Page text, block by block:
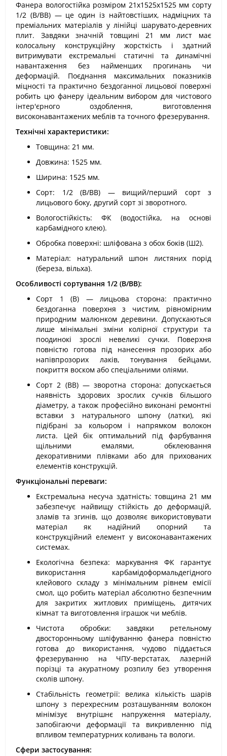
Фанера вологостійка розміром 21х1525х1525 мм сорту
1/2 (B/BB) — це один із найтовстіших, надміцних та
преміальних матеріалів у лінійці шарувато-деревних
плит. Завдяки значній товщині 21 мм лист має
колосальну конструкційну жорсткість і здатний
витримувати екстремальні статичні та динамічні
навантаження без найменших прогинань чи
деформацій. Поєднання максимальних показників
міцності та практично бездоганної лицьової поверхні
робить цю фанеру ідеальним вибором для чистового
інтер'єрного оздоблення, виготовлення
високонавантажених меблів та точного фрезерування.
Технічні характеристики:
Товщина: 21 мм.
Довжина: 1525 мм.
Ширина: 1525 мм.
Сорт: 1/2 (B/BB) — вищий/перший сорт з
лицьового боку, другий сорт зі зворотного.
Вологостійкість: ФК (водостійка, на основі
карбамідного клею).
Обробка поверхні: шліфована з обох боків (Ш2).
Матеріал: натуральний шпон листяних порід
(береза, вільха).
Особливості сортування 1/2 (B/BB):
Сорт 1 (B) — лицьова сторона: практично
бездоганна поверхня з чистим, рівномірним
природним малюнком деревини. Допускаються
лише мінімальні зміни колірної структури та
поодинокі зрослі невеликі сучки. Поверхня
повністю готова під нанесення прозорих або
напівпрозорих лаків, тонування бейцами,
покриття воском або спеціальними оліями.
Сорт 2 (BB) — зворотна сторона: допускається
наявність здорових зрослих сучків більшого
діаметру, а також професійно виконані ремонтні
вставки з натурального шпону (латки), які
підібрані за кольором і напрямком волокон
листа. Цей бік оптимальний під фарбування
щільними емалями, обклеювання
декоративними плівками або для прихованих
елементів конструкцій.
Функціональні переваги:
Екстремальна несуча здатність: товщина 21 мм
забезпечує найвищу стійкість до деформацій,
зламів та згинів, що дозволяє використовувати
матеріал як надійний опорний та
конструкційний елемент у високонавантажених
системах.
Екологічна безпека: маркування ФК гарантує
використання карбамідоформальдегідного
клейового складу з мінімальним рівнем емісії
смол, що робить матеріал абсолютно безпечним
для закритих житлових приміщень, дитячих
кімнат та виготовлення іграшок чи меблів.
Чистота обробки: завдяки ретельному
двосторонньому шліфуванню фанера повністю
готова до використання, чудово піддається
фрезеруванню на ЧПУ-верстатах, лазерній
порізці та акуратному розпилу без утворення
сколів шпону.
Стабільність геометрії: велика кількість шарів
шпону з перехресним розташуванням волокон
мінімізує внутрішнє напруження матеріалу,
запобігаючи деформації та викривленню під
впливом температурних коливань та вологи.
Сфери застосування: